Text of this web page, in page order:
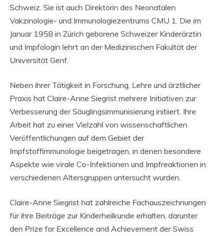
Schweiz. Sie ist auch Direktorin des Neonatalen
Vakzinologie- und Immunologiezentrums CMU 1. Die im
Januar 1958 in Zürich geborene Schweizer Kinderärztin
und Impfologin lehrt an der Medizinischen Fakultät der
Universität Genf.
Neben ihrer Tätigkeit in Forschung, Lehre und ärztlicher
Praxis hat Claire-Anne Siegrist mehrere Initiativen zur
Verbesserung der Säuglingsimmunisierung initiiert. Ihre
Arbeit hat zu einer Vielzahl von wissenschaftlichen
Veröffentlichungen auf dem Gebiet der
Impfstoffimmunologie beigetragen, in denen besondere
Aspekte wie virale Co-Infektionen und Impfreaktionen in
verschiedenen Altersgruppen untersucht wurden.
Claire-Anne Siegrist hat zahlreiche Fachauszeichnungen
für ihre Beiträge zur Kinderheilkunde erhalten, darunter
den Prize for Excellence and Achievement der Swiss